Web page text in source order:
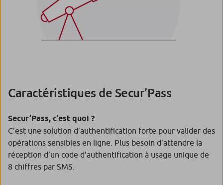
Caractéristiques de Secur’Pass
Secur’Pass, c’est quoi ?
C’est une solution d’authentification forte pour valider des
opérations sensibles en ligne. Plus besoin d’attendre la
réception d’un code d’authentification à usage unique de
8 chiffres par SMS.